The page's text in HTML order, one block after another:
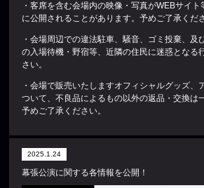
・客席を含む会場内の映像・写真がWEBサイ
に公開されることがあります。予めご了承くだ
・会場周辺での違法駐車、騒音、ゴミ投棄、及
の入場待機・野宿等、近隣の住民に迷惑となる
さい。
・会場で販売いたしますオフィシャルグッズ、
ついて、不良品によるもの以外の返品・交換は
予めご了承ください。
2025.1.24
幕張公演に関する各情報を公開！